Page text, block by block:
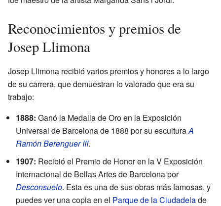
Reconocimientos y premios de
Josep Llimona
Josep Llimona recibió varios premios y honores a lo largo
de su carrera, que demuestran lo valorado que era su
trabajo:
1888: Ganó la Medalla de Oro en la Exposición
Universal de Barcelona de 1888 por su esculturaA
Ramón Berenguer III.
1907: Recibió el Premio de Honor en la V Exposición
Internacional de Bellas Artes de Barcelona por
Desconsuelo. Esta es una de sus obras más famosas, y
puedes ver una copia en el Parque de la Ciudadelade